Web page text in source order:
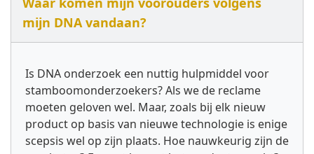
mijn DNA vandaan?
Is DNA onderzoek een nuttig hulpmiddel voor
stamboomonderzoekers? Als we de reclame
moeten geloven wel. Maar, zoals bij elk nieuw
product op basis van nieuwe technologie is enige
scepsis wel op zijn plaats. Hoe nauwkeurig zijn de